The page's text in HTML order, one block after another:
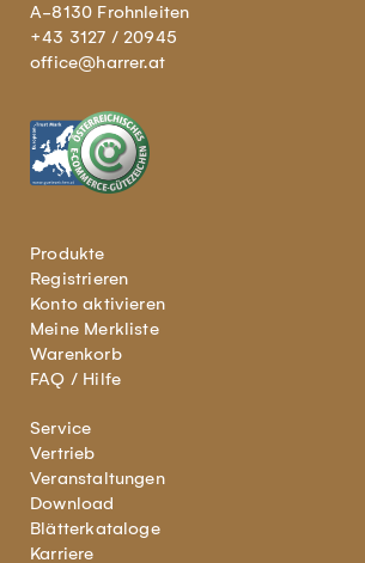
A-8130 Frohnleiten
+43 3127 / 20945
office@harrer.at
Produkte
Registrieren
Konto aktivieren
Meine Merkliste
Warenkorb
FAQ / Hilfe
Service
Vertrieb
Veranstaltungen
Download
Blätterkataloge
Karriere